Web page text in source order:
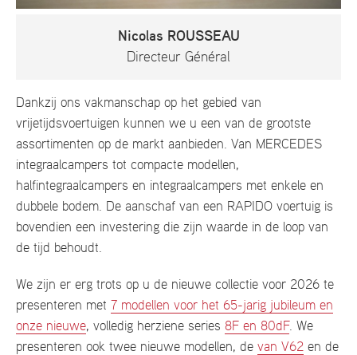
Nicolas ROUSSEAU
Directeur Général
Dankzij ons vakmanschap op het gebied van
vrijetijdsvoertuigen kunnen we u een van de grootste
assortimenten op de markt aanbieden. Van MERCEDES
integraalcampers tot compacte modellen,
halfintegraalcampers en integraalcampers met enkele en
dubbele bodem. De aanschaf van een RAPIDO voertuig is
bovendien een investering die zijn waarde in de loop van
de tijd behoudt.
We zijn er erg trots op u de nieuwe collectie voor 2026 te
presenteren met 7 modellen voor het 65-jarig jubileum en
onze nieuwe, volledig herziene series 8F en 80dF. We
presenteren ook twee nieuwe modellen, de van V62 en de